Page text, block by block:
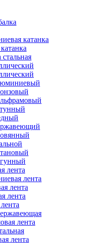
катанка
лента
лента
лента
лента
лента
лента